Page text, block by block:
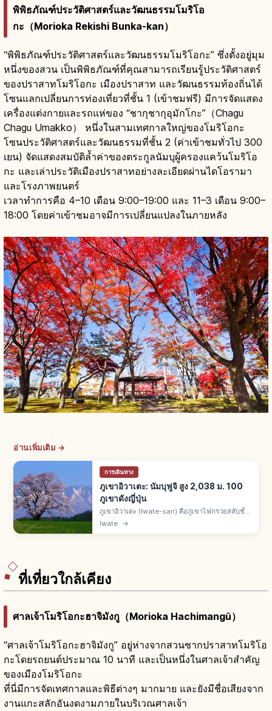
พิพิธภัณฑ์ประวัติศาสตร์และวัฒนธรรมโมริโอ
กะ（Morioka Rekishi Bunka-kan）
“พิพิธภัณฑ์ประวัติศาสตร์และวัฒนธรรมโมริโอกะ” ซึ่งตั้งอยู่มุม
หนึ่งของสวน เป็นพิพิธภัณฑ์ที่คุณสามารถเรียนรู้ประวัติศาสตร์
ของปราสาทโมริโอกะ เมืองปราสาท และวัฒนธรรมท้องถิ่นได้
โซนแลกเปลี่ยนการท่องเที่ยวที่ชั้น 1 (เข้าชมฟรี) มีการจัดแสดง
เครื่องแต่งกายและรถแห่ของ “ชากุชากุอุมักโกะ”（Chagu
Chagu Umakko） หนึ่งในสามเทศกาลใหญ่ของโมริโอกะ
โซนประวัติศาสตร์และวัฒนธรรมที่ชั้น 2 (ค่าเข้าชมทั่วไป 300
เยน) จัดแสดงสมบัติล้ำค่าของตระกูลนัมบุผู้ครองแคว้นโมริโอ
กะ และเล่าประวัติเมืองปราสาทอย่างละเอียดผ่านไดโอรามา
และโรงภาพยนตร์
เวลาทำการคือ 4–10 เดือน 9:00–19:00 และ 11–3 เดือน 9:00–
18:00 โดยค่าเข้าชมอาจมีการเปลี่ยนแปลงในภายหลัง
อ่านเพิ่มเติม →
การเดินทาง
ภูเขาอิวาเตะ: นัมบุฟูจิ สูง 2,038 ม. 100
ภูเขาดังญี่ปุ่น
ภูเขาอิวาเตะ (Iwate-san) คือภูเขาไฟกรวยสลับชั้น
สูง 2,038 ม. คร่อมเมืองทากิซาวะ ชิซึคุอิชิ และฮาจิ
Iwate →
ที่เที่ยวใกล้เคียง
ศาลเจ้าโมริโอกะฮาจิมังกู（Morioka Hachimangū）
“ศาลเจ้าโมริโอกะฮาจิมังกู” อยู่ห่างจากสวนซากปราสาทโมริโอ
กะโดยรถยนต์ประมาณ 10 นาที และเป็นหนึ่งในศาลเจ้าสำคัญ
ของเมืองโมริโอกะ
ที่นี่มีการจัดเทศกาลและพิธีต่างๆ มากมาย และยังมีชื่อเสียงจาก
งานแกะสลักอันงดงามภายในบริเวณศาลเจ้า